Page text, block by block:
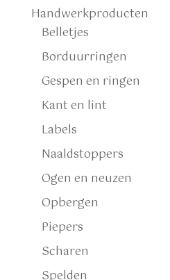
Handwerkproducten
Belletjes
Borduurringen
Gespen en ringen
Kant en lint
Labels
Naaldstoppers
Ogen en neuzen
Opbergen
Piepers
Scharen
Spelden